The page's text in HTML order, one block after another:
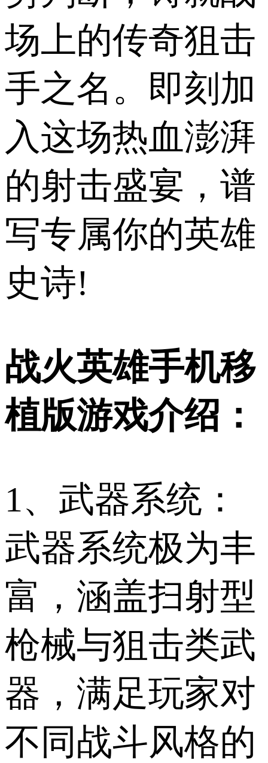
场上的传奇狙击
手之名。即刻加
入这场热血澎湃
的射击盛宴，谱
写专属你的英雄
史诗!
战火英雄手机移
植版游戏介绍：
1、武器系统：
武器系统极为丰
富，涵盖扫射型
枪械与狙击类武
器，满足玩家对
不同战斗风格的